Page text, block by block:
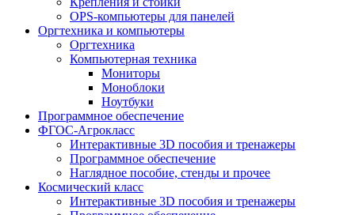
OPS-компьютеры для панелей
Оргтехника и компьютеры
Оргтехника
Компьютерная техника
Мониторы
Моноблоки
Ноутбуки
Программное обеспечение
ФГОС-Агрокласс
Интерактивные 3D пособия и тренажеры
Программное обеспечение
Наглядное пособие, стенды и прочее
Космический класс
Интерактивные 3D пособия и тренажеры